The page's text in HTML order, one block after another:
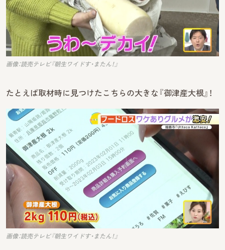
画像：読売テレビ『朝生ワイドす・またん！』
たとえば取材時に見つけたこちらの大きな『御津産大根』！
画像：読売テレビ『朝生ワイドす・またん！』